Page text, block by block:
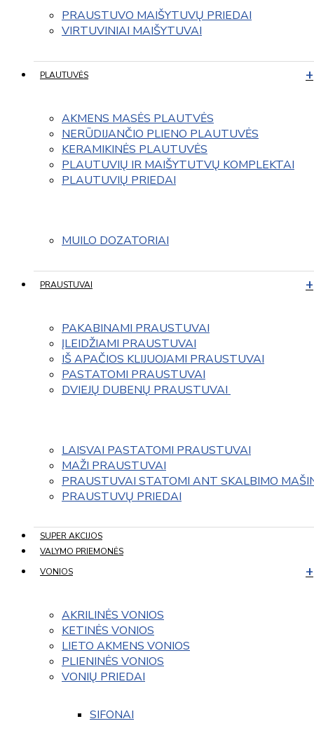
PRAUSTUVO MAIŠYTUVŲ PRIEDAI
VIRTUVINIAI MAIŠYTUVAI
PLAUTUVĖS
AKMENS MASĖS PLAUTVĖS
NERŪDIJANČIO PLIENO PLAUTUVĖS
KERAMIKINĖS PLAUTUVĖS
PLAUTUVIŲ IR MAIŠYTUTVŲ KOMPLEKTAI
PLAUTUVIŲ PRIEDAI
MUILO DOZATORIAI
PRAUSTUVAI
PAKABINAMI PRAUSTUVAI
ĮLEIDŽIAMI PRAUSTUVAI
IŠ APAČIOS KLIJUOJAMI PRAUSTUVAI
PASTATOMI PRAUSTUVAI
DVIEJŲ DUBENŲ PRAUSTUVAI
LAISVAI PASTATOMI PRAUSTUVAI
MAŽI PRAUSTUVAI
PRAUSTUVAI STATOMI ANT SKALBIMO
PRAUSTUVŲ PRIEDAI
SUPER AKCIJOS
VALYMO PRIEMONĖS
VONIOS
AKRILINĖS VONIOS
KETINĖS VONIOS
LIETO AKMENS VONIOS
PLIENINĖS VONIOS
VONIŲ PRIEDAI
SIFONAI